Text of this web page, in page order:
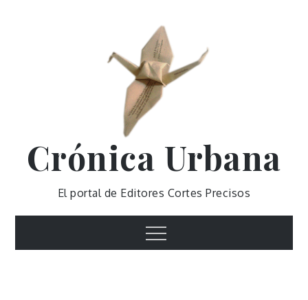
Crónica Urbana
El portal de Editores Cortes Precisos
Menu